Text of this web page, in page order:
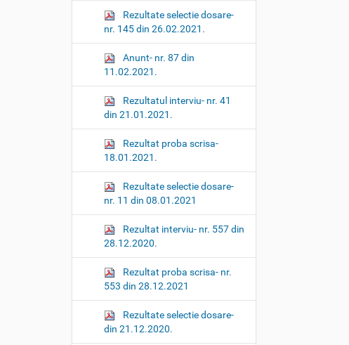
Rezultate selectie dosare-
nr. 145 din 26.02.2021.
Anunt- nr. 87 din
11.02.2021.
Rezultatul interviu- nr. 41
din 21.01.2021.
Rezultat proba scrisa-
18.01.2021.
Rezultate selectie dosare-
nr. 11 din 08.01.2021
Rezultat interviu- nr. 557 din
28.12.2020.
Rezultat proba scrisa- nr.
553 din 28.12.2021
Rezultate selectie dosare-
din 21.12.2020.